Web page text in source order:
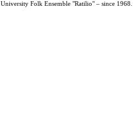
Folk Ensemble "Ratilio" – since 1968.